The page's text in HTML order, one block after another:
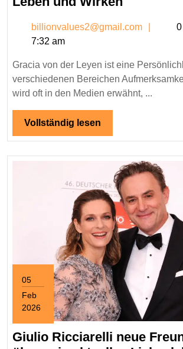
der
Alles
über
ihr
Wirken
billionvalues2@gmail.com
7:32 am
Gracia von der Leyen ist eine
verschiedenen Bereichen
wird oft in den Medien erwähnt, ...
Vollständig lesen
lesen
05
Feb
2026
February
5,
2026
Giulio Ricciarelli neue